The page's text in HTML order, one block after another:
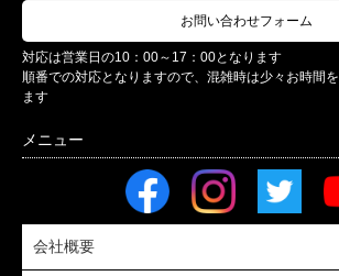
お問い合わせフォーム
対応は営業日の10：00～17：00となります
順番での対応となりますので、混雑時は少々お時間
ます
会社概要